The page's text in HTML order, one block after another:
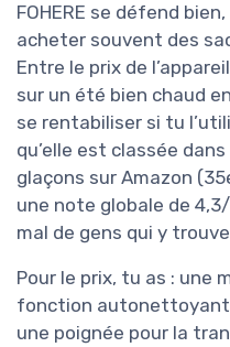
FOHERE se défend
acheter souvent des
Entre le prix de
sur un été bien chaud
se rentabiliser si tu
qu’elle est classée
glaçons sur Amazon
une note globale de
mal de gens qui y
Pour le prix, tu as : une
fonction
une poignée pour la